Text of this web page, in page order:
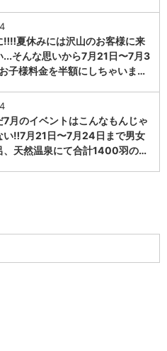
‼️‼️夏休みには沢山のお客様に来
...そんな思いから7月21日〜7月3
子様料金を半額にしちゃいま…
7月のイベントはこんなもんじゃ
い‼️7月21日〜7月24日まで男女
、天然温泉にて合計1400羽の…